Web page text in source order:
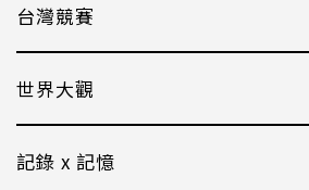
台灣競賽
世界大觀
記錄 x 記憶